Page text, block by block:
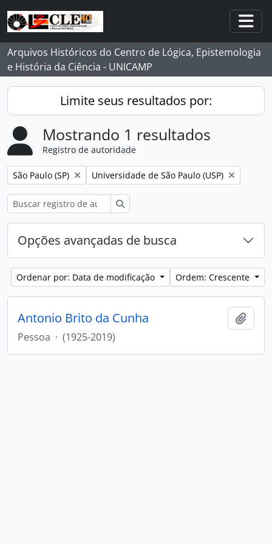
Skip to main content
Arquivos Históricos do Centro de Lógica, Epistemologia
e História da Ciência - UNICAMP
Limite seus resultados por:
Mostrando 1 resultados
Registro de autoridade
Remover filtro:
São Paulo (SP) Remover filtro:
Universidade de São Paulo (USP)
Opções avançadas de busca
Ordenar por: Data de modificação Ordem: Crescente
Antonio Brito da Cunha
Pessoa · (1925-2019)